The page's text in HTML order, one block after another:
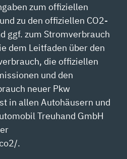
zum offiziellen
zu den offiziellen CO2-
ggf. zum Stromverbrauch
dem Leitfaden über den
die offiziellen
und den
neuer Pkw
in allen Autohäusern und
Treuhand GmbH
.